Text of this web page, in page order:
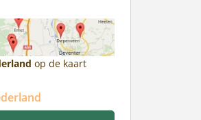
op de kaart